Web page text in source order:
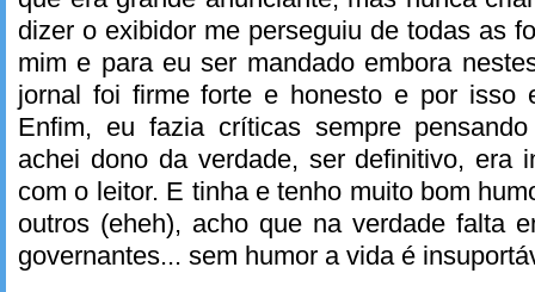
dizer o exibidor me perseguiu de todas as
mim e para eu ser mandado embora
jornal foi firme forte e honesto e por isso
Enfim, eu fazia críticas sempre
achei dono da verdade, ser definitivo, era
com o leitor. E tinha e tenho muito bom
outros (eheh), acho que na verdade falta
governantes... sem humor a vida é